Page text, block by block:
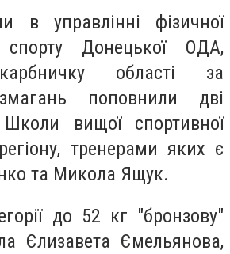
в управлінні фізичної
Донецької ОДА,
області за
поповнили дві
Школи вищої спортивної
тренерами яких є
та Микола Ящук.
до 52 кг "бронзову"
Єлизавета Ємельянова,